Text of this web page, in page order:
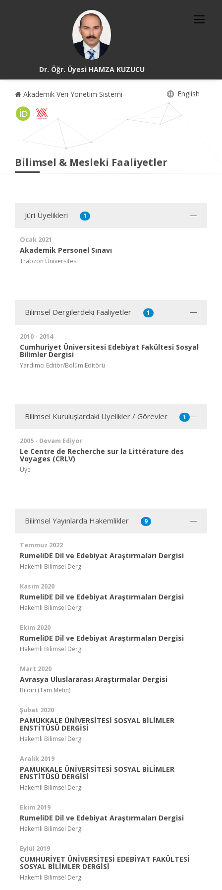
Dr. Öğr. Üyesi HAMZA KUZUCU
Akademik Veri Yönetim Sistemi English
Bilimsel & Mesleki Faaliyetler
Jüri Üyelikleri 1
Ocak 2021
Akademik Personel Sınavı
Trabzon Üniversitesi
Bilimsel Dergilerdeki Faaliyetler 1
2010 - 2014
Cumhuriyet Üniversitesi Edebiyat Fakültesi Sosyal
Bilimler Dergisi
Yardımcı Editör/Bölüm Editörü
Bilimsel Kuruluşlardaki Üyelikler / Görevler 1
2005 - Devam Ediyor
Le Centre de Recherche sur la Littérature des
Voyages (CRLV)
Üye
Bilimsel Yayınlarda Hakemlikler 9
Temmuz 2022
RumeliDE Dil ve Edebiyat Araştırmaları Dergisi
Hakemli Bilimsel Dergi
Kasım 2020
RumeliDE Dil ve Edebiyat Araştırmaları Dergisi
Hakemli Bilimsel Dergi
Ekim 2020
RumeliDE Dil ve Edebiyat Araştırmaları Dergisi
Hakemli Bilimsel Dergi
Mart 2020
Avrasya Uluslararası Araştırmalar Dergisi
Bildiri (Tam Metin)
Şubat 2020
PAMUKKALE ÜNİVERSİTESİ SOSYAL BİLİMLER
ENSTİTÜSÜ DERGİSİ
Hakemli Bilimsel Dergi
Aralık 2019
PAMUKKALE ÜNİVERSİTESİ SOSYAL BİLİMLER
ENSTİTÜSÜ DERGİSİ
Hakemli Bilimsel Dergi
Ekim 2019
RumeliDE Dil ve Edebiyat Araştırmaları Dergisi
Hakemli Bilimsel Dergi
Eylül 2019
CUMHURİYET ÜNİVERSİTESİ EDEBİYAT FAKÜLTESİ
SOSYAL BİLİMLER DERGİSİ
Hakemli Bilimsel Dergi